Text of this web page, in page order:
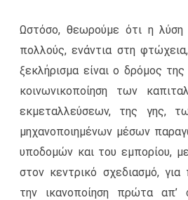
Ωστόσο, θεωρούμε ότι η
πολλούς, ενάντια στη
ξεκλήρισμα είναι ο δρόμος
κοινωνικοποίηση των
εκμεταλλεύσεων, της γης,
μηχανο­ποιημέ­νων μέσων
υποδομών και του εμπορίου,
στον κεντρικό σχεδιασμό,
την ικανοποίηση πρώτα